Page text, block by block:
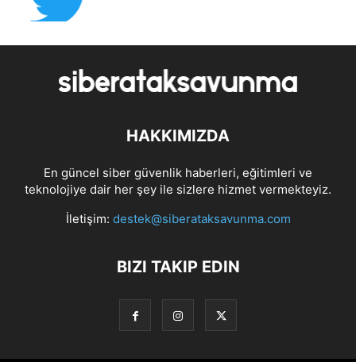
HAKKIMIZDA
En güncel siber güvenlik haberleri, eğitimleri ve
teknolojiye dair her şey ile sizlere hizmet vermekteyiz.
İletişim: destek@siberataksavunma.com
BIZI TAKIP EDIN